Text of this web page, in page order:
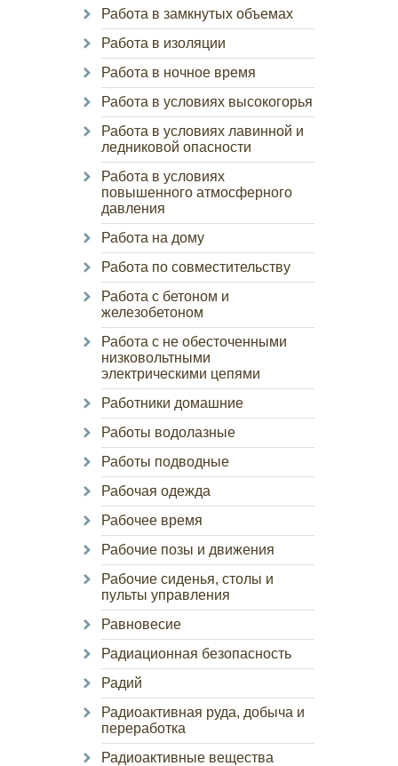
Работа в замкнутых объемах
Работа в изоляции
Работа в ночное время
Работа в условиях высокогорья
Работа в условиях лавинной и
ледниковой опасности
Работа в условиях
повышенного атмосферного
давления
Работа на дому
Работа по совместительству
Работа с бетоном и
железобетоном
Работа с не обесточенными
низковольтными
электрическими цепями
Работники домашние
Работы водолазные
Работы подводные
Рабочая одежда
Рабочее время
Рабочие позы и движения
Рабочие сиденья, столы и
пульты управления
Равновесие
Радиационная безопасность
Радий
Радиоактивная руда, добыча и
переработка
Радиоактивные вещества